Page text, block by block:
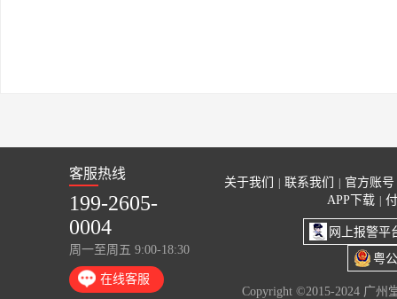
客服热线
199-2605-
0004
周一至周五 9:00-18:30
在线客服
关于我们 联系我们
官方账号
APP下载
网上报警平
粤
Copyright ©2015-2024 广州